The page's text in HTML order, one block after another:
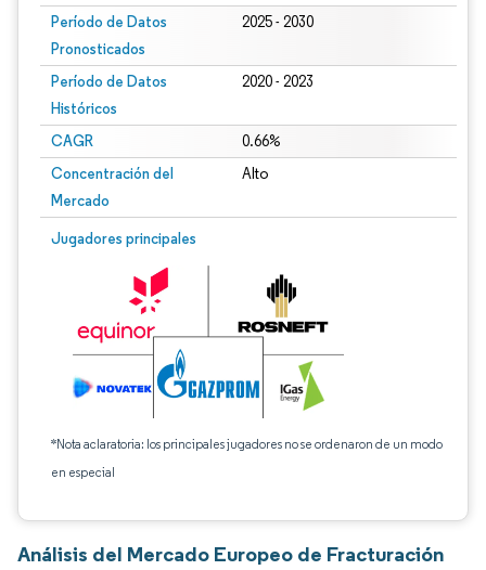
Período de Datos
Pronosticados
2025 - 2030
Período de Datos
Históricos
2020 - 2023
CAGR 0.66%
Concentración del
Mercado
Alto
Jugadores principales
*Nota aclaratoria: los principales jugadores no se ordenaron de un modo
en especial
Análisis del Mercado Europeo de Fracturación